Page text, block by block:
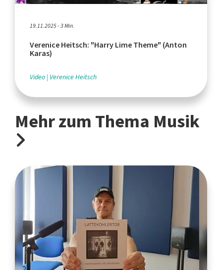
19.11.2025 - 3 Min.
Verenice Heitsch: "Harry Lime Theme" (Anton
Karas)
Video Verenice Heitsch
Mehr zum Thema Musik